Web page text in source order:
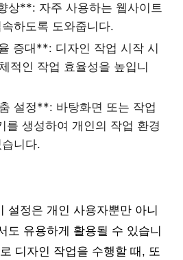
상**: 자주 사용하는 웹사이트
하도록 도와줍니다.
증대**: 디자인 작업 시작 시
적인 작업 효율성을 높입니
설정**: 바탕화면 또는 작업
를 생성하여 개인의 작업 환경
니다.
설정은 개인 사용자뿐만 아니
도 유용하게 활용될 수 있습니
디자인 작업을 수행할 때, 또